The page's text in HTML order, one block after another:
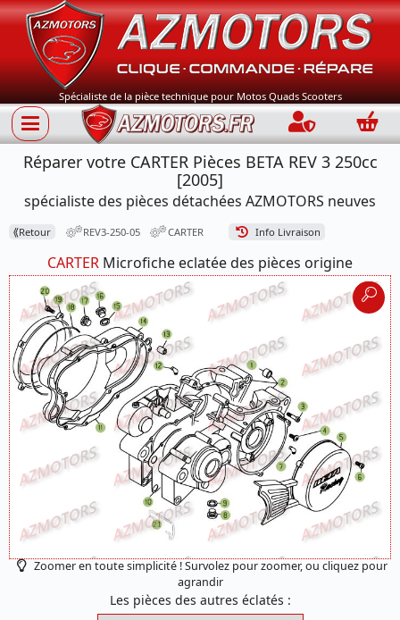
Spécialiste de la pièce technique pour Motos Quads Scooters
Connection
Réparer votre CARTER Pièces BETA REV 3 250cc
[2005]
spécialiste des pièces détachées AZMOTORS neuves
⟪Retour REV3-250-05 CARTER Info Livraison
CARTER Microfiche eclatée des pièces origine
Zoomer en toute simplicité ! Survolez pour zoomer, ou cliquez pour
agrandir
Les pièces des autres éclatés :